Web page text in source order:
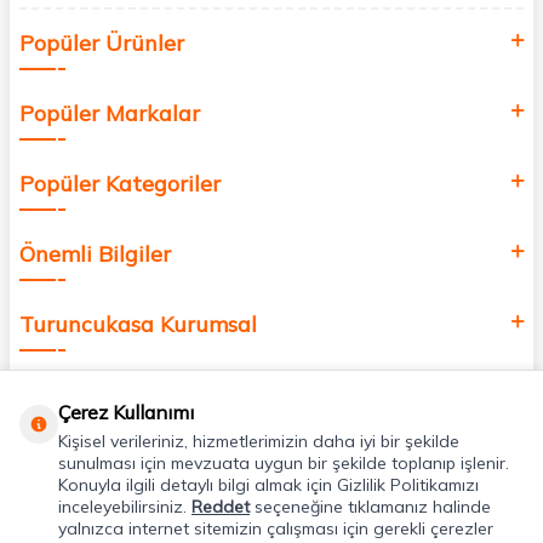
değer katmak için bize katılın!
Popüler Ürünler
Popüler Markalar
Popüler Kategoriler
Önemli Bilgiler
Turuncukasa Kurumsal
Uygulamalarımız
Adres & İletişim
Çerez Kullanımı
Kişisel verileriniz, hizmetlerimizin daha iyi bir şekilde
sunulması için mevzuata uygun bir şekilde toplanıp işlenir.
Konuyla ilgili detaylı bilgi almak için Gizlilik Politikamızı
inceleyebilirsiniz. Reddetseçeneğine tıklamanız halinde
yalnızca internet sitemizin çalışması için gerekli çerezler